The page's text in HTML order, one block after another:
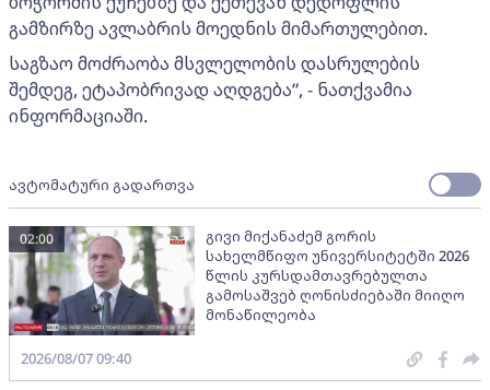
გამზირზე ავლაბრის მოედნის მიმართულებით.
საგზაო მოძრაობა მსვლელობის დასრულების
შემდეგ, ეტაპობრივად აღდგება”, - ნათქვამია
ინფორმაციაში.
ავტომატური გადართვა
გივი მიქანაძემ გორის
სახელმწიფო უნივერსიტეტში 2026
წლის კურსდამთავრებულთა
გამოსაშვებ ღონისძიებაში მიიღო
მონაწილეობა
02:00
2026/08/07 09:40